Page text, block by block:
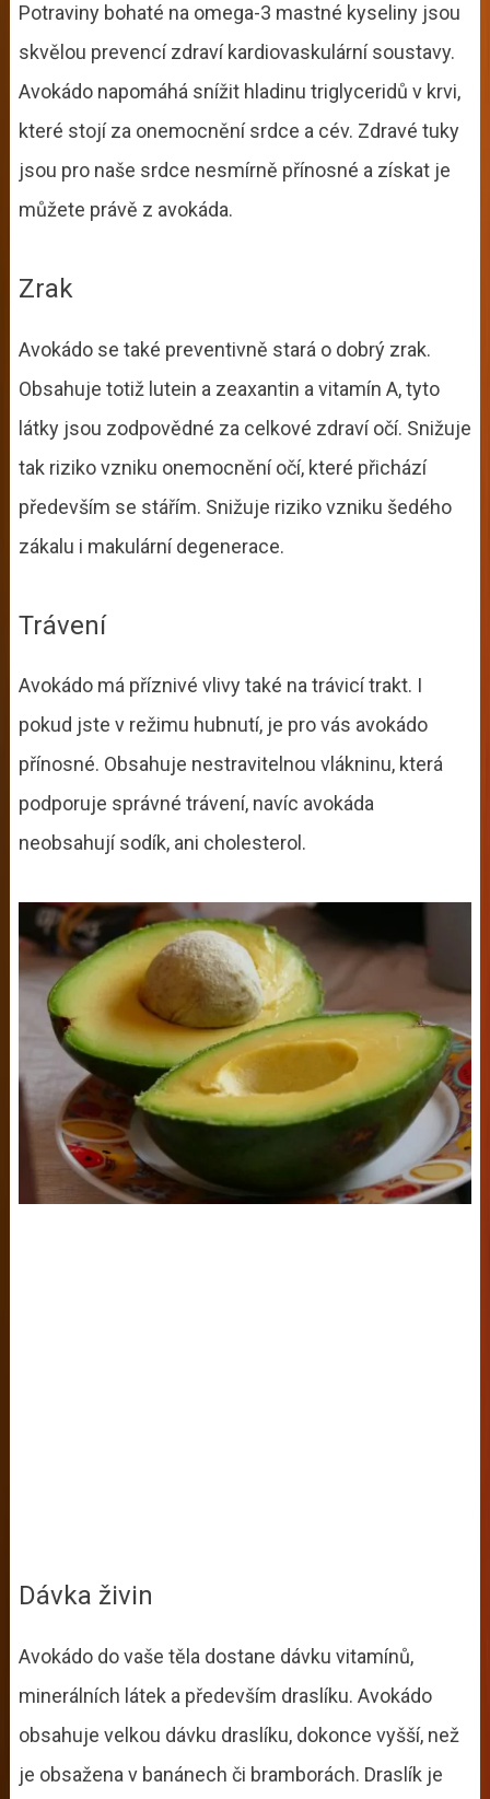
Potraviny bohaté na omega-3 mastné kyseliny jsou
skvělou prevencí zdraví kardiovaskulární soustavy.
Avokádo napomáhá snížit hladinu triglyceridů v krvi,
které stojí za onemocnění srdce a cév. Zdravé tuky
jsou pro naše srdce nesmírně přínosné a získat je
můžete právě z avokáda.
Zrak
Avokádo se také preventivně stará o dobrý zrak.
Obsahuje totiž lutein a zeaxantin a vitamín A, tyto
látky jsou zodpovědné za celkové zdraví očí. Snižuje
tak riziko vzniku onemocnění očí, které přichází
především se stářím. Snižuje riziko vzniku šedého
zákalu i makulární degenerace.
Trávení
Avokádo má příznivé vlivy také na trávicí trakt. I
pokud jste v režimu hubnutí, je pro vás avokádo
přínosné. Obsahuje nestravitelnou vlákninu, která
podporuje správné trávení, navíc avokáda
neobsahují sodík, ani cholesterol.
Dávka živin
Avokádo do vaše těla dostane dávku vitamínů,
minerálních látek a především draslíku. Avokádo
obsahuje velkou dávku draslíku, dokonce vyšší, než
je obsažena v banánech či bramborách. Draslík je